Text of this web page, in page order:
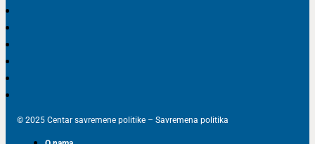
© 2025 Centar savremene politike – Savremena politika